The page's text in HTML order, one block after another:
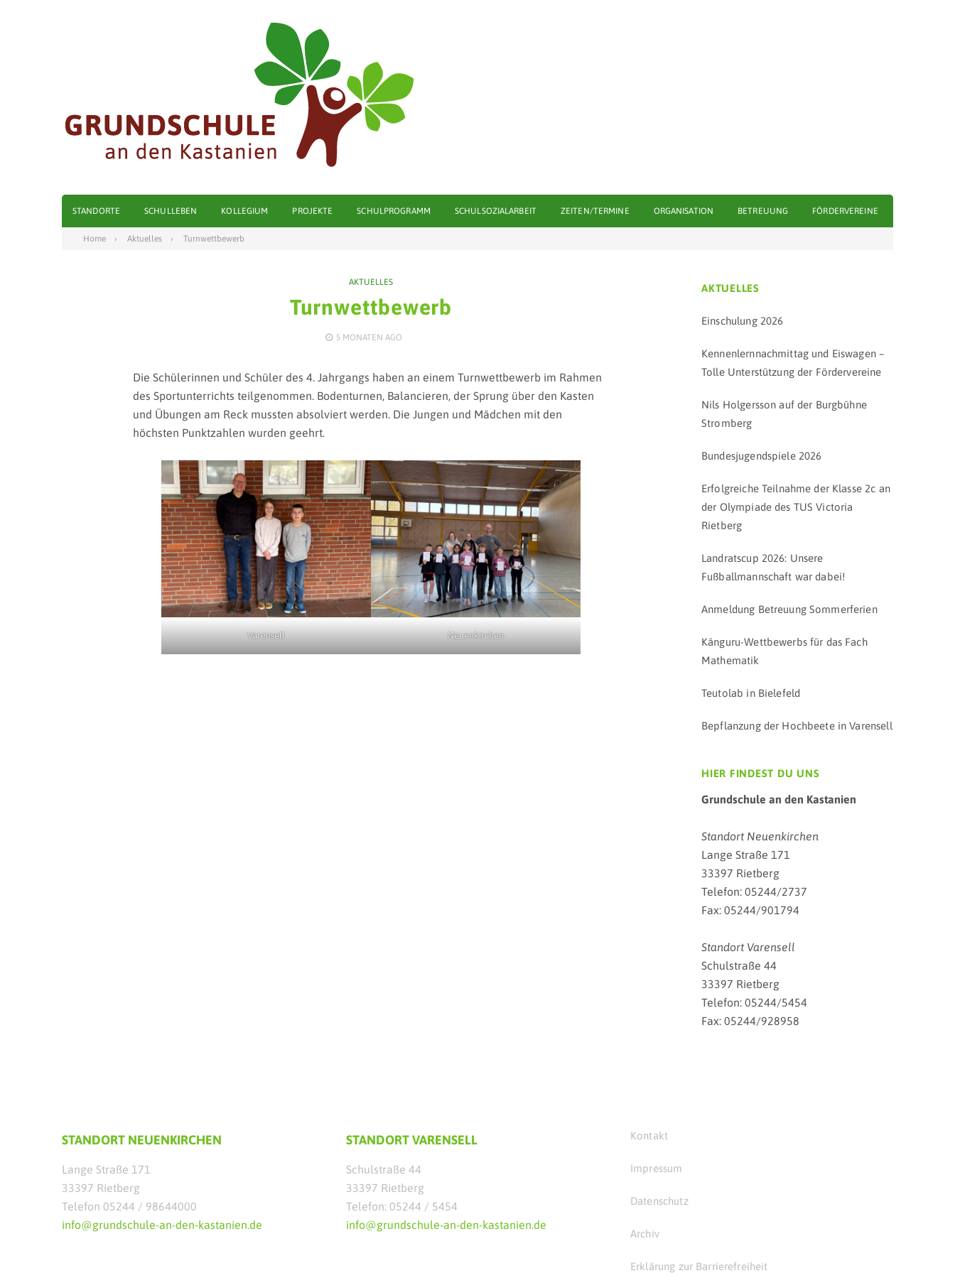
STANDORTE SCHULLEBEN KOLLEGIUM PROJEKTE SCHULPROGRAMM SCHULSOZIALARBEIT ZEITEN/TERMINE ORGANISATION BETREUUNG FÖRDERVEREINE
Home Aktuelles Turnwettbewerb
AKTUELLES
Turnwettbewerb
5 MONATEN AGO
Die Schülerinnen und Schüler des 4. Jahrgangs haben an einem Turnwettbewerb im Rahmen
des Sportunterrichts teilgenommen. Bodenturnen, Balancieren, der Sprung über den Kasten
und Übungen am Reck mussten absolviert werden. Die Jungen und Mädchen mit den
höchsten Punktzahlen wurden geehrt.
Varensell Neuenkirchen
AKTUELLES
Einschulung 2026
Kennenlernnachmittag und Eiswagen –
Tolle Unterstützung der Fördervereine
Nils Holgersson auf der Burgbühne
Stromberg
Bundesjugendspiele 2026
Erfolgreiche Teilnahme der Klasse 2c an
der Olympiade des TUS Victoria
Rietberg
Landratscup 2026: Unsere
Fußballmannschaft war dabei!
Anmeldung Betreuung Sommerferien
Känguru-Wettbewerbs für das Fach
Mathematik
Teutolab in Bielefeld
Bepflanzung der Hochbeete in Varensell
HIER FINDEST DU UNS
Grundschule an den Kastanien
Standort Neuenkirchen
Lange Straße 171
33397 Rietberg
Telefon: 05244/2737
Fax: 05244/901794
Standort Varensell
Schulstraße 44
33397 Rietberg
Telefon: 05244/5454
Fax: 05244/928958
STANDORT NEUENKIRCHEN
Lange Straße 171
33397 Rietberg
Telefon 05244 / 98644000
info@grundschule-an-den-kastanien.de
STANDORT VARENSELL
Schulstraße 44
33397 Rietberg
Telefon: 05244 / 5454
info@grundschule-an-den-kastanien.de
Kontakt
Impressum
Datenschutz
Archiv
Erklärung zur Barrierefreiheit